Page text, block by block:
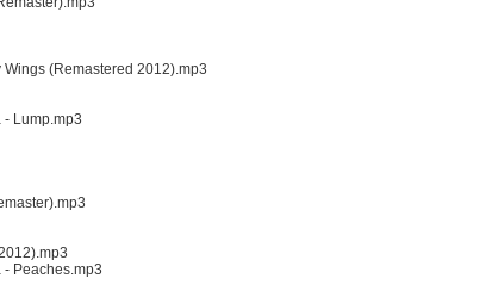
(Remastered 2012).mp3
- Lump.mp3
- Peaches.mp3